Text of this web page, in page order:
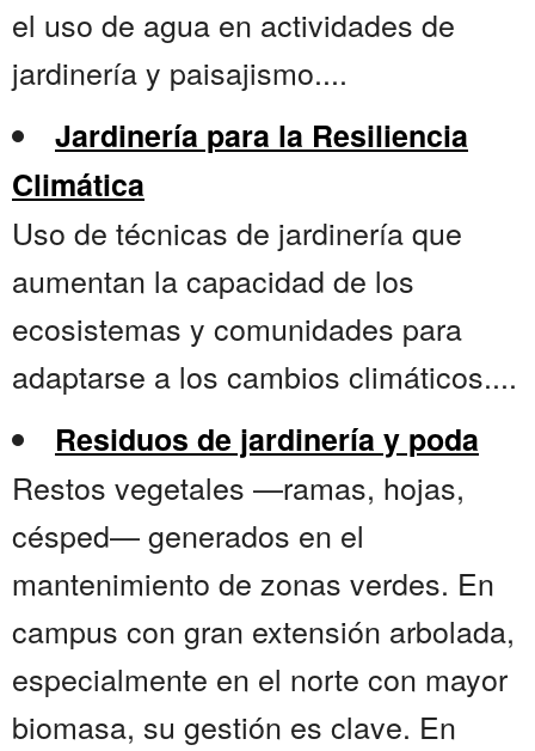
el uso de agua en actividades de
jardinería y paisajismo....
Jardinería para la Resiliencia
Climática
Uso de técnicas de jardinería que
aumentan la capacidad de los
ecosistemas y comunidades para
adaptarse a los cambios climáticos....
Residuos de jardinería y poda
Restos vegetales —ramas, hojas,
césped— generados en el
mantenimiento de zonas verdes. En
campus con gran extensión arbolada,
especialmente en el norte con mayor
biomasa, su gestión es clave. En